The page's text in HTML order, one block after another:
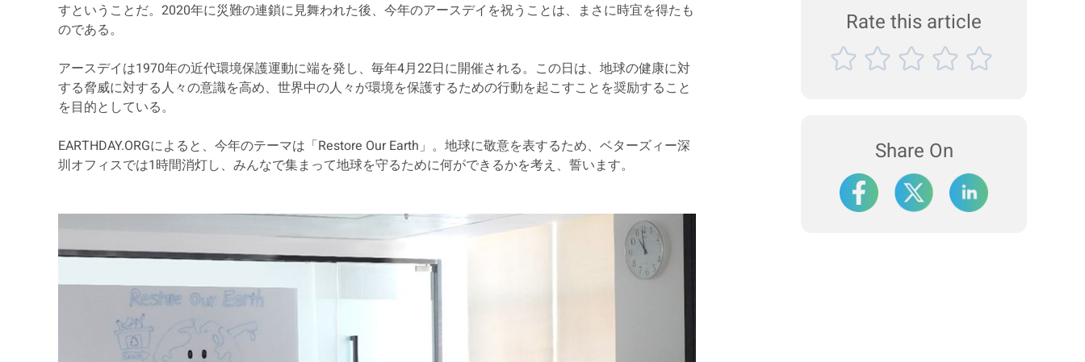
すということだ。2020年に災難の連鎖に見舞われた後、今年のアースデイを祝うことは、まさに時宜を得たも
のである。
アースデイは1970年の近代環境保護運動に端を発し、毎年4月22日に開催される。この日は、地球の健康に対
する脅威に対する人々の意識を高め、世界中の人々が環境を保護するための行動を起こすことを奨励すること
を目的としている。
EARTHDAY.ORGによると、今年のテーマは「Restore Our Earth」。地球に敬意を表するため、ベターズィー深
圳オフィスでは1時間消灯し、みんなで集まって地球を守るために何ができるかを考え、誓います。
Rate this article
Share On